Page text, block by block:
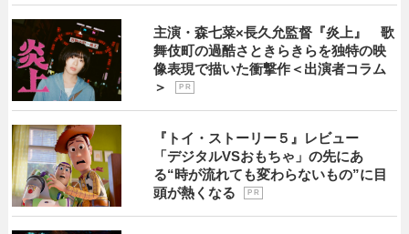
主演・森七菜×長久允監督『炎上』 歌
舞伎町の過酷さときらきらを独特の映
像表現で描いた衝撃作＜出演者コラム
＞
P R
『トイ・ストーリー５』レビュー
「デジタルVSおもちゃ」の先にあ
る“時が流れても変わらないもの”に目
頭が熱くなる
P R